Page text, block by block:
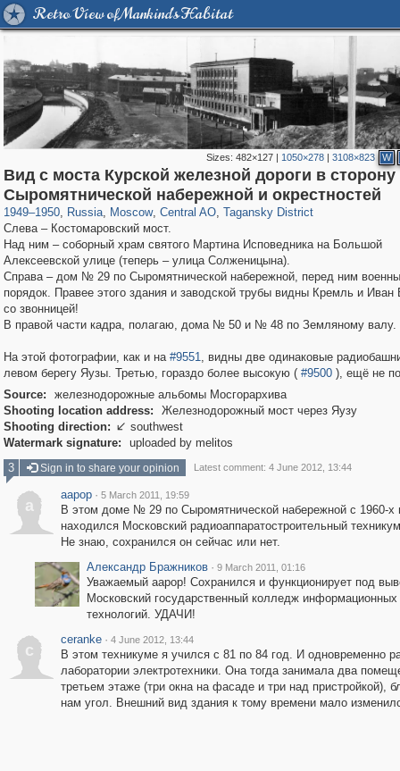
Retro View of Mankind's Habitat
Sizes:482×127 | 1050×278 |3108×823 W
Вид с моста Курской железной дороги в сторону
Сыромятнической набережной и окрестностей
1949–1950, Russia
1,407,345 29,248
, Moscow
319,882 8,286
, Central AO
160,021 5,916
, Tagansky District
10,740 402
Слева – Костомаровский мост.
Над ним – соборный храм святого Мартина Исповедника на Большой
Алексеевской улице (теперь – улица Солженицына).
Справа – дом № 29 по Сыромятнической набережной, перед ним
порядок. Правее этого здания и заводской трубы видны Кремль и Иван
со звонницей!
В правой части кадра, полагаю, дома № 50 и № 48 по Земляному валу.
На этой фотографии, как и на #9551, видны две одинаковые
левом берегу Яузы. Третью, гораздо более высокую ( #9500), ещё не
Source:
железнодорожные альбомы Мосгорархива
Shooting location address:
Железнодорожный мост через Яузу
Shooting direction:  southwest
Watermark signature:
uploaded by melitos
3
Sign in to share your opinion Latest comment: 4 June 2012, 13:44
a
aapop · 5 March 2011, 19:59
В этом доме № 29 по Сыромятнической набережной с 1960-х
находился Московский радиоаппаратостроительный
Не знаю, сохранился он сейчас или нет.
Александр Бражников · 9 March 2011, 01:16
Уважаемый aapop! Сохранился и функционирует под
Московский государственный колледж информационных
технологий. УДАЧИ!
c
ceranke · 4 June 2012, 13:44
В этом техникуме я учился с 81 по 84 год. И одновременно
лаборатории электротехники. Она тогда занимала два
третьем этаже (три окна на фасаде и три над пристройкой),
нам угол. Внешний вид здания к тому времени мало